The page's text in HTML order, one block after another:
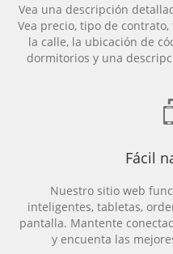
Vea una descripción
Vea precio, tipo de
la calle, la ubicación de
dormitorios y una
Fácil
Nuestro sitio web
inteligentes, tabletas,
pantalla. Mantente
y encuenta las